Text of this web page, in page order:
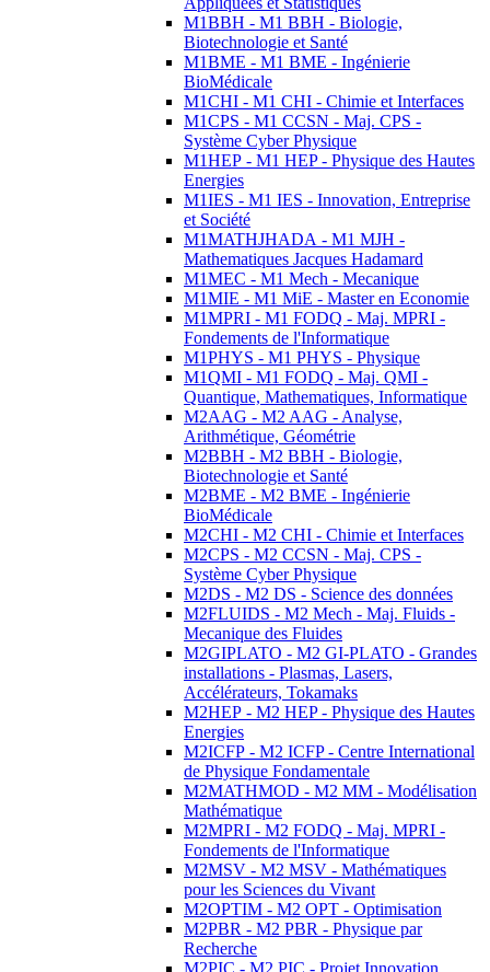
M1BBH - M1 BBH - Biologie,
Biotechnologie et Santé
M1BME - M1 BME - Ingénierie
BioMédicale
M1CHI - M1 CHI - Chimie et Interfaces
M1CPS - M1 CCSN - Maj. CPS -
Système Cyber Physique
M1HEP - M1 HEP - Physique des Hautes
Energies
M1IES - M1 IES - Innovation, Entreprise
et Société
M1MATHJHADA - M1 MJH -
Mathematiques Jacques Hadamard
M1MEC - M1 Mech - Mecanique
M1MIE - M1 MiE - Master en Economie
M1MPRI - M1 FODQ - Maj. MPRI -
Fondements de l'Informatique
M1PHYS - M1 PHYS - Physique
M1QMI - M1 FODQ - Maj. QMI -
Quantique, Mathematiques, Informatique
M2AAG - M2 AAG - Analyse,
Arithmétique, Géométrie
M2BBH - M2 BBH - Biologie,
Biotechnologie et Santé
M2BME - M2 BME - Ingénierie
BioMédicale
M2CHI - M2 CHI - Chimie et Interfaces
M2CPS - M2 CCSN - Maj. CPS -
Système Cyber Physique
M2DS - M2 DS - Science des données
M2FLUIDS - M2 Mech - Maj. Fluids -
Mecanique des Fluides
M2GIPLATO - M2 GI-PLATO - Grandes
installations - Plasmas, Lasers,
Accélérateurs, Tokamaks
M2HEP - M2 HEP - Physique des Hautes
Energies
M2ICFP - M2 ICFP - Centre International
de Physique Fondamentale
M2MATHMOD - M2 MM - Modélisation
Mathématique
M2MPRI - M2 FODQ - Maj. MPRI -
Fondements de l'Informatique
M2MSV - M2 MSV - Mathématiques
pour les Sciences du Vivant
M2OPTIM - M2 OPT - Optimisation
M2PBR - M2 PBR - Physique par
Recherche
M2PIC - M2 PIC - Projet Innovation